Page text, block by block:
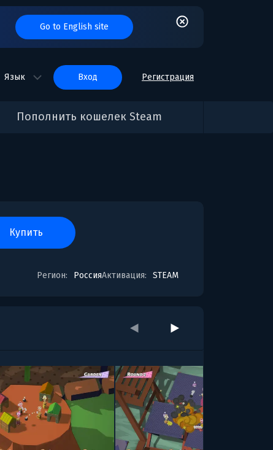
Go to English site
Язык вход Регистрация
Пополнить кошелек Steam
купить
Регион: РоссияАктивация: STEAM